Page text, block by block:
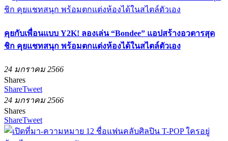
คุยกับเพื่อนแบบ Y2K! ลองเล่น “Bondee” แอปสร้างอวตารสุด
ชิก คุยแชทสนุก พร้อมตกแต่งห้องได้ในสไตล์ตัวเอง
24 มกราคม 2566
Shares
ShareTweet
24 มกราคม 2566
Shares
ShareTweet